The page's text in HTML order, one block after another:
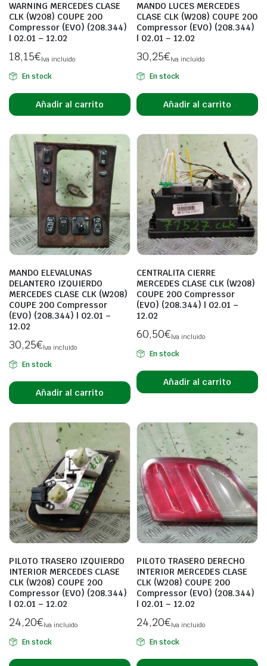
WARNING MERCEDES CLASE
CLK (W208) COUPE 200
Compressor (EVO) (208.344)
| 02.01 – 12.02
18,15€Iva incluido
En stock
Añadir al carrito
MANDO LUCES MERCEDES
CLASE CLK (W208) COUPE 200
Compressor (EVO) (208.344)
| 02.01 – 12.02
30,25€Iva incluido
En stock
Añadir al carrito
MANDO ELEVALUNAS
DELANTERO IZQUIERDO
MERCEDES CLASE CLK (W208)
COUPE 200 Compressor
(EVO) (208.344) | 02.01 –
12.02
30,25€Iva incluido
En stock
Añadir al carrito
CENTRALITA CIERRE
MERCEDES CLASE CLK (W208)
COUPE 200 Compressor
(EVO) (208.344) | 02.01 –
12.02
60,50€Iva incluido
En stock
Añadir al carrito
PILOTO TRASERO IZQUIERDO
INTERIOR MERCEDES CLASE
CLK (W208) COUPE 200
Compressor (EVO) (208.344)
| 02.01 – 12.02
24,20€Iva incluido
En stock
PILOTO TRASERO DERECHO
INTERIOR MERCEDES CLASE
CLK (W208) COUPE 200
Compressor (EVO) (208.344)
| 02.01 – 12.02
24,20€Iva incluido
En stock